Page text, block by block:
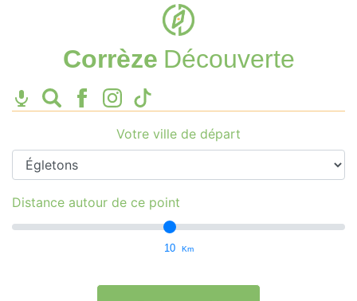
Corrèze Découverte
Votre ville de départ
Distance autour de ce point
10 Km